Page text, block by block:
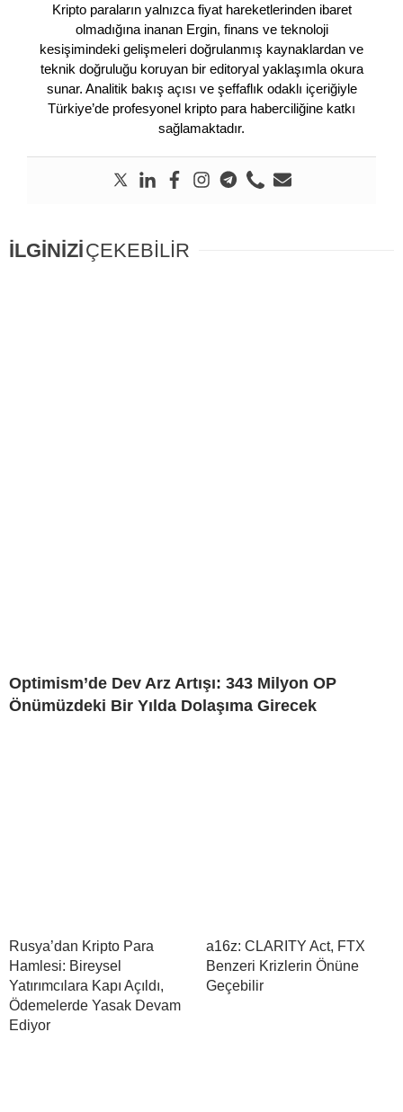
Kripto paraların yalnızca fiyat hareketlerinden ibaret
olmadığına inanan Ergin, finans ve teknoloji
kesişimindeki gelişmeleri doğrulanmış kaynaklardan ve
teknik doğruluğu koruyan bir editoryal yaklaşımla okura
sunar. Analitik bakış açısı ve şeffaflık odaklı içeriğiyle
Türkiye’de profesyonel kripto para haberciliğine katkı
sağlamaktadır.
İLGİNİZİÇEKEBİLİR
Optimism’de Dev Arz Artışı: 343 Milyon OP
Önümüzdeki Bir Yılda Dolaşıma Girecek
Rusya’dan Kripto Para
Hamlesi: Bireysel
Yatırımcılara Kapı Açıldı,
Ödemelerde Yasak Devam
Ediyor
a16z: CLARITY Act, FTX
Benzeri Krizlerin Önüne
Geçebilir